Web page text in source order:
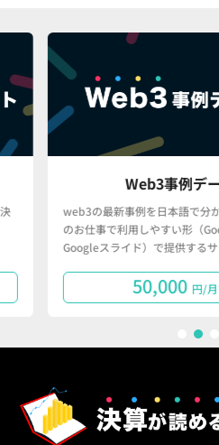
Web3事例デ
web3の最新事例を日本語で分
のお仕事で利用しやすい形（
Googleスライド）で提供するサ
50,000 円/